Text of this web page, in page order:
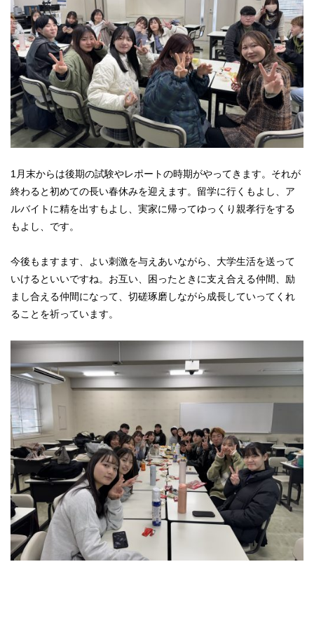
1月末からは後期の試験やレポートの時期がやってきます。それが
終わると初めての長い春休みを迎えます。留学に行くもよし、ア
ルバイトに精を出すもよし、実家に帰ってゆっくり親孝行をする
もよし、です。
今後もますます、よい刺激を与えあいながら、大学生活を送って
いけるといいですね。お互い、困ったときに支え合える仲間、励
まし合える仲間になって、切磋琢磨しながら成長していってくれ
ることを祈っています。